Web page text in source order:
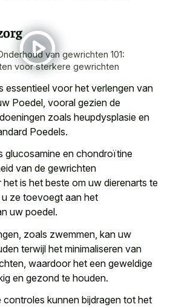
van gewrichten 101:
voor sterkere gewrichten
essentieel voor het verlengen van
Poedel, vooral gezien de
zoals heupdysplasie en
Poedels.
glucosamine en chondroïtine
van de gewrichten
is het beste om uw dierenarts te
ze toevoegt aan het
uw poedel.
zoals zwemmen, kan uw
terwijl het minimaliseren van
waardoor het een geweldige
en gezond te houden.
controles kunnen bijdragen tot het